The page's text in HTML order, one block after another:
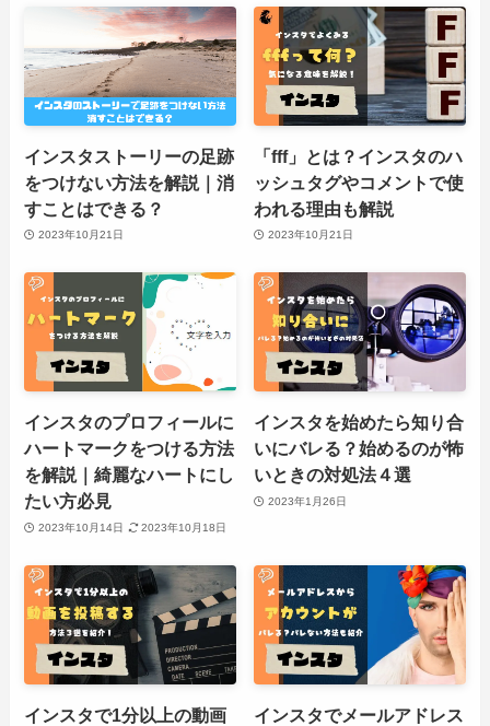
インスタストーリーの足跡
をつけない方法を解説｜消
すことはできる？
2023年10月21日
「fff」とは？インスタのハ
ッシュタグやコメントで使
われる理由も解説
2023年10月21日
インスタのプロフィールに
ハートマークをつける方法
を解説｜綺麗なハートにし
たい方必見
2023年10月14日 2023年10月18日
インスタを始めたら知り合
いにバレる？始めるのが怖
いときの対処法４選
2023年1月26日
インスタで1分以上の動画
インスタでメールアドレス